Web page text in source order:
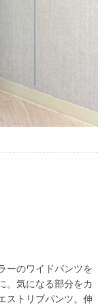
ーのワイドパンツを
。気になる部分をカ
ストリブパンツ。伸